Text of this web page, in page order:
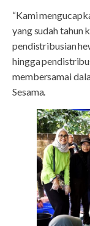
“Kami
yang sudah tahun
pendistribusian
hingga
membersamai
Sesama.